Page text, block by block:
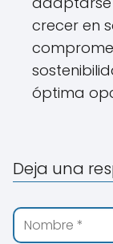
crecer en
óptima
Deja una